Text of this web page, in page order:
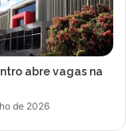
abre vagas na
de 2026